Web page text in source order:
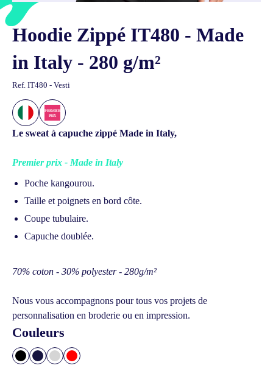
Hoodie Zippé IT480 - Made
in Italy - 280 g/m²
Ref. IT480 - Vesti
Le sweat à capuche zippé Made in Italy,
Premier prix - Made in Italy
Poche kangourou.
Taille et poignets en bord côte.
Coupe tubulaire.
Capuche doublée.
70% coton - 30% polyester - 280g/m²
Nous vous accompagnons pour tous vos projets de
personnalisation en broderie ou en impression.
Couleurs